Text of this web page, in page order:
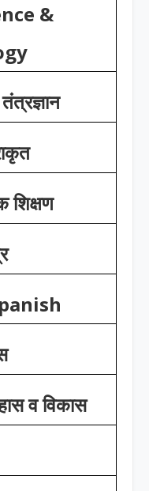
&
शिक्षण
व विकास